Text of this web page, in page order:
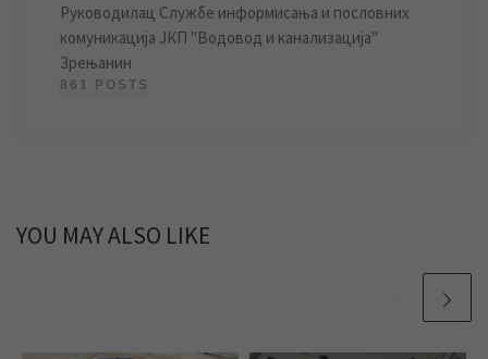
Руководилац Службе информисања и пословних
комуникација ЈКП "Водовод и канализација"
Зрењанин
861 POSTS
YOU MAY ALSO LIKE